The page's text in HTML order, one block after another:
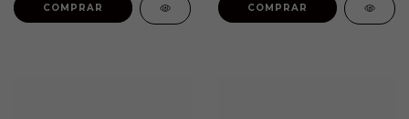
COMPRAR COMPRAR